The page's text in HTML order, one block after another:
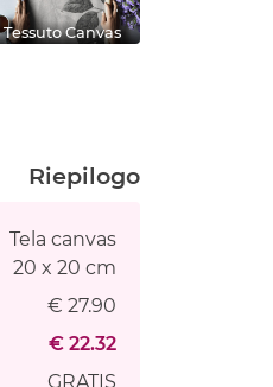
Tessuto Canvas
Riepilogo
Tela canvas
20 x 20 cm
€ 27.90
€ 22.32
GRATIS